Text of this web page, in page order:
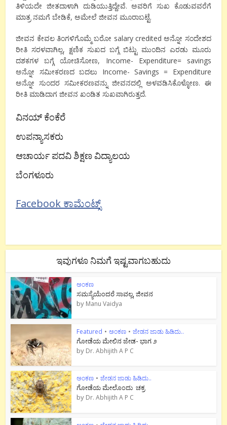
ತಿಳಿಯದೇ ಜೀತದಾಳಾಗಿ ದುಡಿಯುತ್ತಿದ್ದೇವೆ. ಅವರಿಗೆ ಸುಖ ಕೊಡುವವರೆಗೆ
ಮಾತ್ರ ನಮಗೆ ಬೇಡಿಕೆ, ಅಮೇಲೆ ಜೀವನ ಮೂರಾಬಟ್ಟೆ.
ಜೀವನ ಕೇವಲ ತಿಂಗಳಿಗೊಮ್ಮೆ ಬರೋ salary credited ಅನ್ನೋ ಸಂದೇಶದ
ರೀತಿ ಸರಳವಾಗಿಲ್ಲ, ಕ್ಷಣಿಕ ಸುಖದ ಬಗ್ಗೆ ಬಿಟ್ಟು ಮುಂದಿನ ಎರಡು ಮೂರು
ದಶಕಗಳ ಬಗ್ಗೆ ಯೋಚಿಸೋಣ, Income- Expenditure= savings
ಅನ್ನೋ ಸಮೀಕರಣದ ಬದಲು Income- Savings = Expenditure
ಅನ್ನೋ ಸುಂದರ ಸಮೀಕರಣವನ್ನು ಜೀವನದಲ್ಲಿ ಅಳವಡಿಸಿಕೊಳ್ಳೋಣ. ಈ
ರೀತಿ ಮಾಡಿದಾಗ ಜೀವನ ಖಂಡಿತ ಸುಖವಾಗಿರುತ್ತದೆ.
ವಿನಯ್ ಕೆಂಕೆರೆ
ಉಪನ್ಯಾಸಕರು
ಆಚಾರ್ಯ ಪದವಿ ಶಿಕ್ಷಣ ವಿದ್ಯಾಲಯ
ಬೆಂಗಳೂರು
Facebook ಕಾಮೆಂಟ್ಸ್
ಇವುಗಳೂ ನಿಮಗೆ ಇಷ್ಟವಾಗಬಹುದು
ಅಂಕಣ
ಸಮಸ್ಯೆಯೆಂದರೆ ಸಾವಲ್ಲ, ಜೀವನ
by Manu Vaidya
Featured • ಅಂಕಣ • ಜೇಡನ ಜಾಡು ಹಿಡಿದು..
ಗೋಡೆಯ ಮೇಲಿನ ಜೇಡ- ಭಾಗ ೨
by Dr. Abhijith A P C
ಅಂಕಣ • ಜೇಡನ ಜಾಡು ಹಿಡಿದು..
ಗೋಡೆಯ ಮೇಲೊಂದು ಚಕ್ರ
by Dr. Abhijith A P C